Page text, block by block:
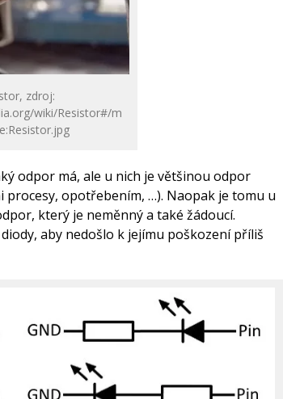
zdroj:
wiki/Resistor#/m
odpor má, ale u nich je většinou odpor
opotřebením, …). Naopak je tomu u
který je neměnný a také žádoucí.
aby nedošlo k jejímu poškození příliš